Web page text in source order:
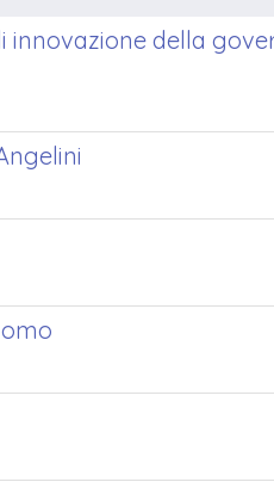
innovazione della